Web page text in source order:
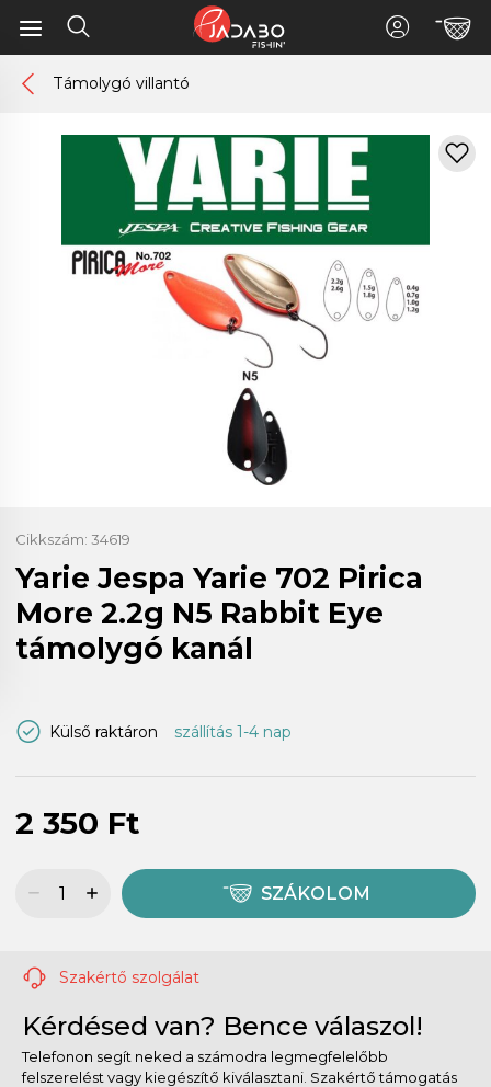
Támolygó villantó
Cikkszám: 34619
Yarie Jespa Yarie 702 Pirica
More 2.2g N5 Rabbit Eye
támolygó kanál
Külső raktáron szállítás 1-4 nap
2 350 Ft
SZÁKOLOM
Szakértő szolgálat
Kérdésed van? Bence válaszol!
Telefonon segít neked a számodra legmegfelelőbb
felszerelést vagy kiegészítő kiválasztani. Szakértő támogatás